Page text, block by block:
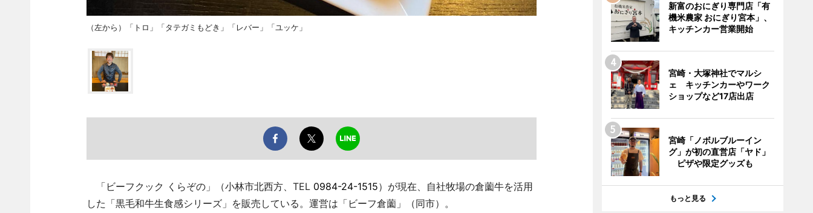
（左から）「トロ」「タテガミもどき」「レバー」「ユッケ」
「ビーフクック くらぞの」（小林市北西方、TEL 0984-24-1515）が現在、自社牧場の倉薗牛を活用
した「黒毛和牛生食感シリーズ」を販売している。運営は「ビーフ倉薗」（同市）。
新富のおにぎり専門店「有
機米農家 おにぎり宮本」、
キッチンカー営業開始
宮崎・大塚神社でマルシ
ェ キッチンカーやワーク
ショップなど17店出店
宮崎「ノボルブルーイン
グ」が初の直営店「ヤド」
ピザや限定グッズも
もっと見る